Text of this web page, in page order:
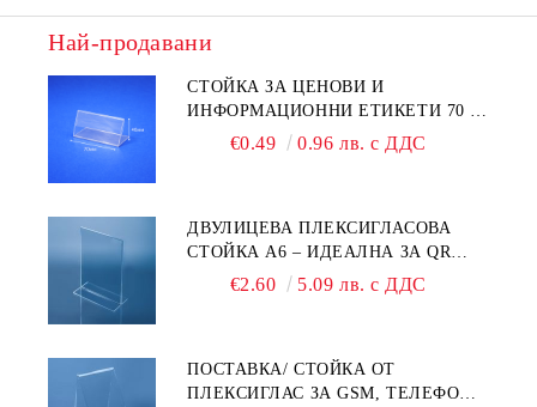
Най-продавани
СТОЙКА ЗА ЦЕНОВИ И
ИНФОРМАЦИОННИ ЕТИКЕТИ 70 ×
40 ММ – ПРОЗРАЧНА
€0.49 0.96 лв. с ДДС
ДВУЛИЦЕВА ПЛЕКСИГЛАСОВА
СТОЙКА A6 – ИДЕАЛНА ЗА QR
КОДОВЕ И РЕКЛАМИ
€2.60 5.09 лв. с ДДС
ПОСТАВКА/ СТОЙКА ОТ
ПЛЕКСИГЛАС ЗА GSM, ТЕЛЕФОН,